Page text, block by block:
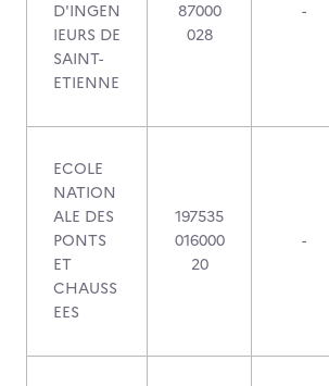
D'INGEN
IEURS DE
SAINT-
ETIENNE
87000
028
-
ECOLE
NATION
ALE DES
PONTS
ET
CHAUSS
EES
197535
016000
20
-